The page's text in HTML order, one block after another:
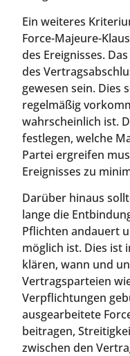
Ein weiteres
Force-Majeure-
des Ereignisses.
des
gewesen sein. Dies
regelmäßig
wahrscheinlich ist.
festlegen, welche
Partei ergreifen
Ereignisses zu
Darüber hinaus
lange die
Pflichten andauert
möglich ist. Dies ist
klären, wann und
Vertragsparteien
Verpflichtungen
ausgearbeitete
beitragen,
zwischen den